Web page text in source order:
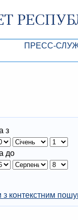
ПРЕСС-
Контакты пресс-
з
до
з контекстним